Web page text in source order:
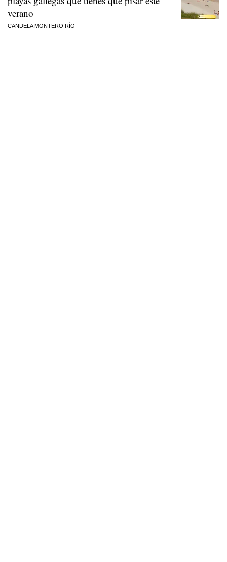
verano
CANDELA MONTERO RÍO